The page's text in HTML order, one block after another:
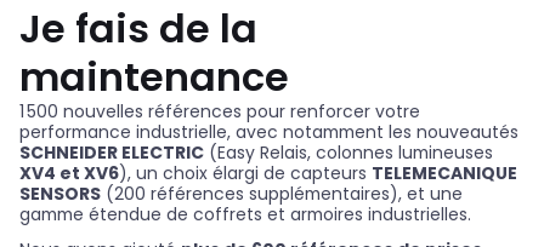
Je fais de la
maintenance
1 500 nouvelles références pour renforcer votre
performance industrielle, avec notamment les nouveautés
SCHNEIDER ELECTRIC (Easy Relais, colonnes lumineuses
XV4 et XV6), un choix élargi de capteurs TELEMECANIQUE
SENSORS (200 références supplémentaires), et une
gamme étendue de coffrets et armoires industrielles.